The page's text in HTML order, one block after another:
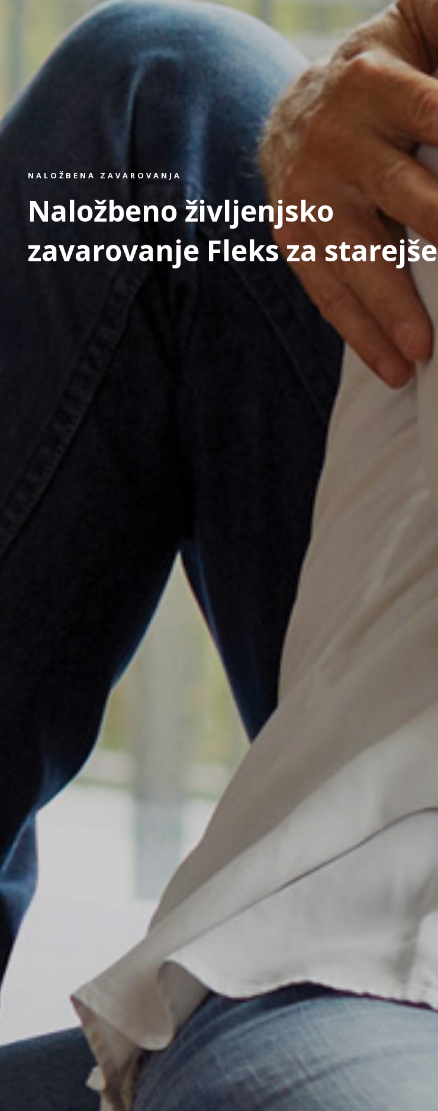
NALOŽBENA ZAVAROVANJA
Naložbeno življenjsko
zavarovanje Fleks za starejše